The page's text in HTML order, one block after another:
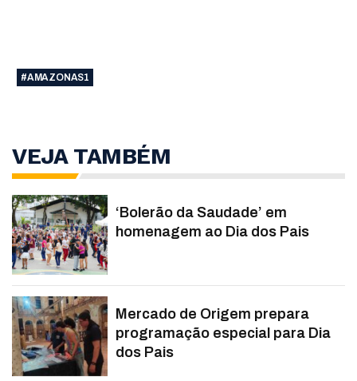
#AMAZONAS1
VEJA TAMBÉM
‘Bolerão da Saudade’ em
homenagem ao Dia dos Pais
Mercado de Origem prepara
programação especial para Dia
dos Pais